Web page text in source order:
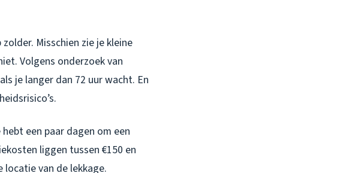
Misschien zie je kleine
Volgens onderzoek van
je langer dan 72 uur wacht. En
een paar dagen om een
liggen tussen €150 en
locatie van de lekkage.